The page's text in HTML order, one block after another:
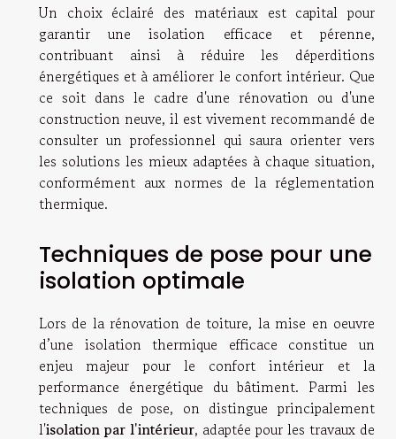
Un choix éclairé des matériaux est capital pour
garantir une isolation efficace et pérenne,
contribuant ainsi à réduire les déperditions
énergétiques et à améliorer le confort intérieur. Que
ce soit dans le cadre d'une rénovation ou d'une
construction neuve, il est vivement recommandé de
consulter un professionnel qui saura orienter vers
les solutions les mieux adaptées à chaque situation,
conformément aux normes de la réglementation
thermique.
Techniques de pose pour une
isolation optimale
Lors de la rénovation de toiture, la mise en oeuvre
d’une isolation thermique efficace constitue un
enjeu majeur pour le confort intérieur et la
performance énergétique du bâtiment. Parmi les
techniques de pose, on distingue principalement
l'isolation par l'intérieur, adaptée pour les travaux de